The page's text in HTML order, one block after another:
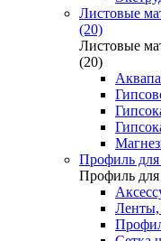
Листовые
(20)
Листовые
(20)
Профиль для
Профиль для
Ленты,